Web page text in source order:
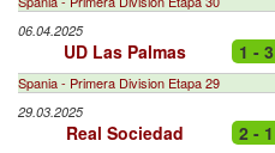
06.04.2025
UD Las Palmas 1 - 3
Spania - Primera Division Etapa 29
29.03.2025
Real Sociedad 2 - 1